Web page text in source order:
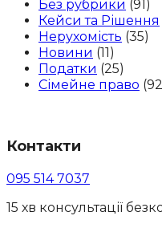
Без рубрики (91)
Кейси та Рішення
Нерухомість (35)
Новини (11)
Податки (25)
Сімейне право
Контакти
095 514 7037
15 хв консультації